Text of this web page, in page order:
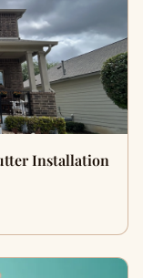
Installation